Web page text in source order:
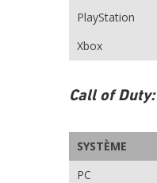
PlayStation
Xbox
Call of Duty:
SYSTÈME
PC